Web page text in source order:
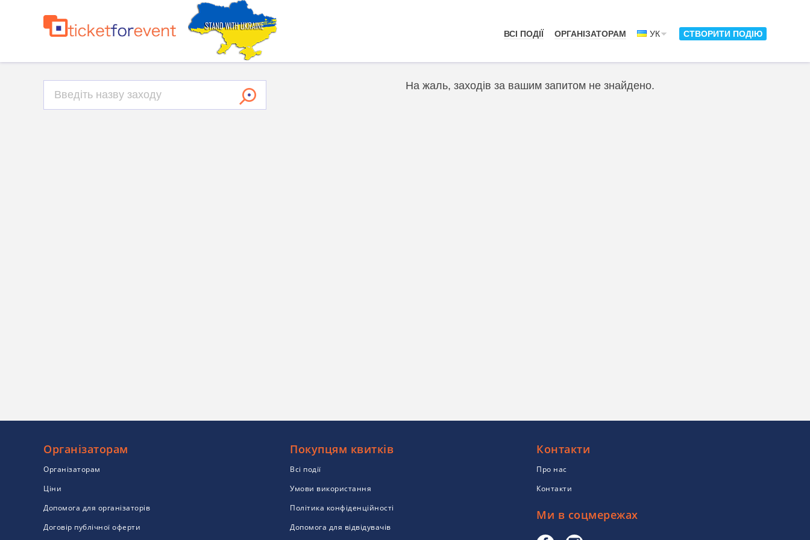
ВСІ ПОДІЇ ОРГАНІЗАТОРАМ УК СТВОРИТИ ПОДІЮ
На жаль, заходів за вашим запитом не знайдено.
Організаторам
Організаторам
Ціни
Допомога для організаторів
Договір публічної оферти
Покупцям квитків
Всі події
Умови використання
Політика конфіденційності
Допомога для відвідувачів
Контакти
Про нас
Контакти
Ми в соцмережах